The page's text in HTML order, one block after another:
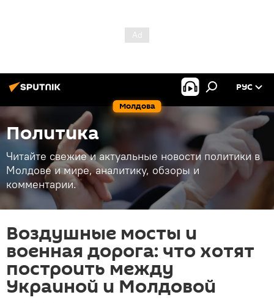
Молдова
РУС
Политика
Читайте свежие и актуальные новости политики в
Молдове и мире, аналитику, обзоры и
комментарии.
Воздушные мосты и
военная дорога: что хотят
построить между
Украиной и Молдовой